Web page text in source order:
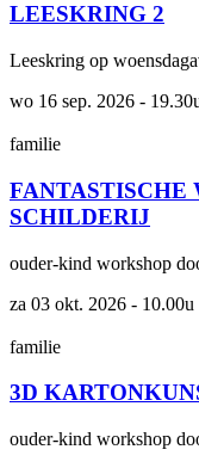
LEESKRING 2
Leeskring op
wo 16 sep. 2026 -
familie
FAN­TAS­TI­SCHE
SCHILDERIJ
ouder-kind workshop
za 03 okt. 2026 - 10.00u
familie
3D
ouder-kind workshop